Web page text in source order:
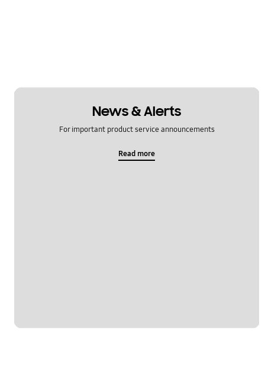
News & Alerts
For important product service announcements
Read more